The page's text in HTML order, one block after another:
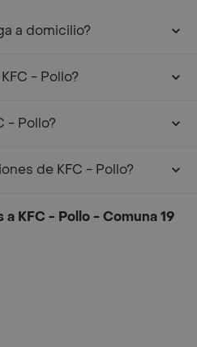
a domicilio?
- Pollo?
- Pollo?
de KFC - Pollo?
KFC - Pollo - Comuna 19